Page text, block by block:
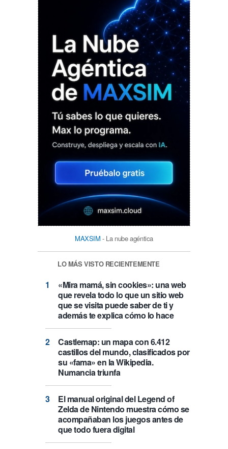
MAXSIM - La nube agéntica
LO MÁS VISTO RECIENTEMENTE
«Mira mamá, sin cookies»: una web
que revela todo lo que un sitio web
que se visita puede saber de ti y
además te explica cómo lo hace
Castlemap: un mapa con 6.412
castillos del mundo, clasificados por
su «fama» en la Wikipedia.
Numancia triunfa
El manual original del Legend of
Zelda de Nintendo muestra cómo se
acompañaban los juegos antes de
que todo fuera digital